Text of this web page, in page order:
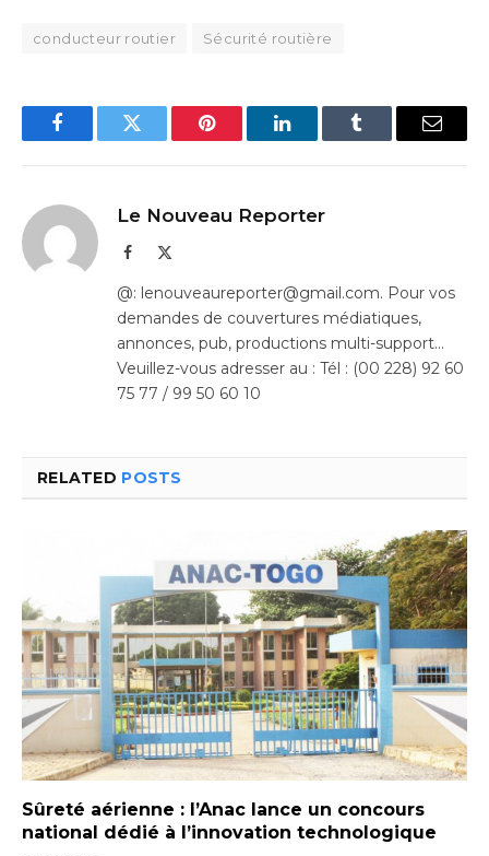
conducteur routier Sécurité routière
FacebookTwitter Pinterest LinkedInTumblr Email
Le Nouveau Reporter
Facebook
@: lenouveaureporter@gmail.com. Pour vos
demandes de couvertures médiatiques,
annonces, pub, productions multi-support…
Veuillez-vous adresser au : Tél : (00 228) 92 60
75 77 / 99 50 60 10
RELATED POSTS
Sûreté aérienne : l’Anac lance un concours
national dédié à l’innovation technologique